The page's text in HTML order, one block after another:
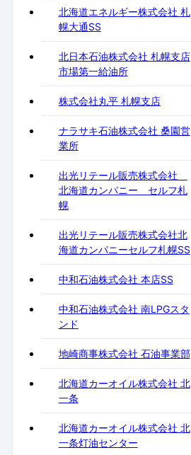
北海道エネルギー株式会社 札
幌大通SS
北日本石油株式会社 札幌支店
市場第一給油所
株式会社丸平 札幌支店
ナラサキ石油株式会社 桑園営
業所
出光リテール販売株式会社
北海道カンパニー セルフ札
幌
出光リテール販売株式会社北
海道カンパニーセルフ札幌SS
中和石油株式会社 本店SS
中和石油株式会社 南LPGスタ
ンド
地崎商事株式会社 石油事業部
北海道カーオイル株式会社 北
一条
北海道カーオイル株式会社 北
一条灯油センター